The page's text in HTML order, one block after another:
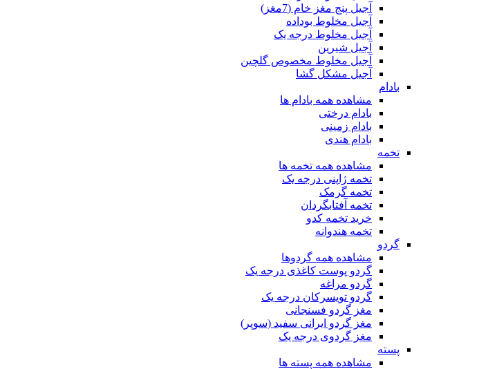
آجیل پنج مغز خام (7مغز)
آجیل مخلوط بوداده
آجیل مخلوط درجه یک
آجیل شیرین
آجیل مخلوط مخصوص گلچین
آجیل مشکل گشا
بادام
مشاهده همه بادام ها
بادام درختی
بادام زمینی
بادام هندی
تخمه
مشاهده همه تخمه ها
تخمه ژاپنی درجه یک
تخمه گرمک
تخمه آفتابگردان
خرید تخمه کدو
تخمه هندوانه
گردو
مشاهده همه گردوها
گردو پوست کاغذی درجه یک
گردو مراغه
گردو تویسرکان درجه یک
مغز گردو فسنجانی
مغز گردو ایرانی سفید (سوپر)
مغز گردوی درجه یک
پسته
مشاهده همه پسته ها